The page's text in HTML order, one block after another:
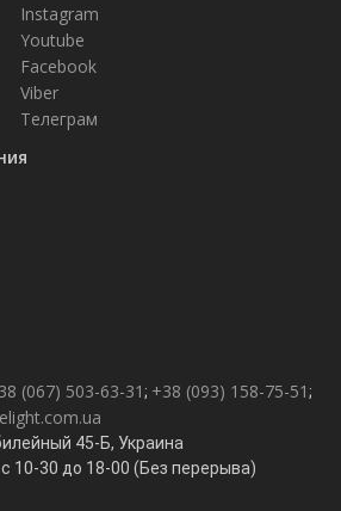
Instagram
Youtube
Facebook
Viber
Телеграм
(067) 503-63-31; +38 (093) 158-75-51;
45-Б, Украина
10-30 до 18-00 (Без перерыва)